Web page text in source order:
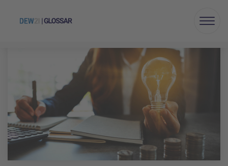
Menu